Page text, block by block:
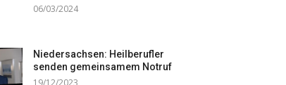
06/03/2024
Niedersachsen: Heilberufler
senden gemeinsamem Notruf
19/12/2023